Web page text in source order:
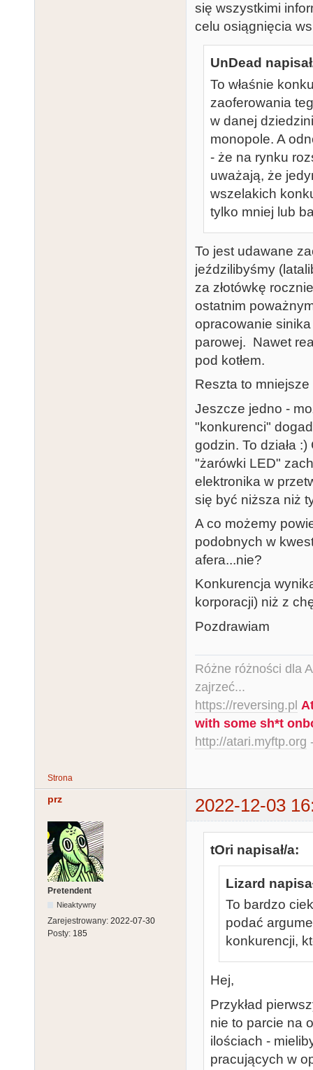
się wszystkimi
celu osiągnięcia
UnDead
To właśnie
zaoferowania
w danej
monopole. A
- że na rynku
uważają, że
wszelakich
tylko mniej lub
To jest udawane
jeździlibyśmy
za złotówkę
ostatnim
opracowanie
parowej. Nawet
pod kotłem.
Reszta to
Jeszcze jedno -
"konkurenci"
godzin. To działa
"żarówki LED"
elektronika w
się być niższa niż
A co możemy
podobnych w
afera...nie?
Konkurencja
korporacji) niż z
Pozdrawiam
Różne różności dla
zajrzeć...
https://reversing.pl
with some sh*t
http://atari.myftp.org
Strona
prz 2022-12-03
Pretendent
Nieaktywny
Zarejestrowany: 2022-07-30
Posty: 185
tOri napisał/a:
Lizard
To bardzo
podać
konkurencji,
Hej,
Przykład
nie to parcie na
ilościach -
pracujących w